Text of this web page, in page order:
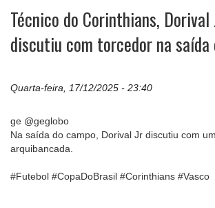
Técnico do Corinthians, Dorival
discutiu com torcedor na saída
Quarta-feira, 17/12/2025 - 23:40
ge @geglobo
Na saída do campo, Dorival Jr discutiu com
arquibancada.
#Futebol #CopaDoBrasil #Corinthians #Vasco